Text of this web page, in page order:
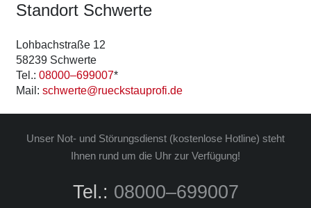
Stand­ort Schwer­te
Loh­bach­stra­ße 12
58239 Schwer­te
Tel.: 08000–699007*
Mail: schwerte@rueckstauprofi.de
Unser Not- und Stö­rungs­dienst (kos­ten­lo­se Hot­line) steht
Ihnen rund um die Uhr zur Ver­fü­gung!
Tel.: 08000–699007